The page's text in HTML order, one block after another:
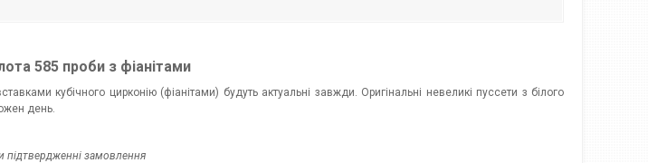
585 проби з фіанітами
кубічного цирконію (фіанітами) будуть актуальні завжди. Оригінальні невеликі пуссети з білого
день.
підтвердженні замовлення